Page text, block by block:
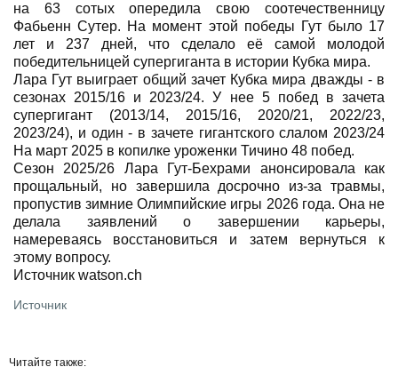
на 63 сотых опередила свою соотечественницу
Фабьенн Сутер. На момент этой победы Гут было 17
лет и 237 дней, что сделало её самой молодой
победительницей супергиганта в истории Кубка мира.
Лара Гут выиграет общий зачет Кубка мира дважды - в
сезонах 2015/16 и 2023/24. У нее 5 побед в зачета
супергигант (2013/14, 2015/16, 2020/21, 2022/23,
2023/24), и один - в зачете гигантского слалом 2023/24
На март 2025 в копилке уроженки Тичино 48 побед.
Сезон 2025/26 Лара Гут-Бехрами анонсировала как
прощальный, но завершила досрочно из-за травмы,
пропустив зимние Олимпийские игры 2026 года. Она не
делала заявлений о завершении карьеры,
намереваясь восстановиться и затем вернуться к
этому вопросу.
Источник watson.ch
Источник
Читайте также: